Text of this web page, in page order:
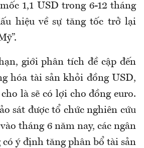
1,1 USD trong 6-12 tháng
hiệu về sự tăng tốc trở lại
giới phân tích đề cập đến
hóa tài sản khỏi đồng USD,
là sẽ có lợi cho đồng euro.
sát được tổ chức nghiên cứu
tháng 6 năm nay, các ngân
ý định tăng phân bổ tài sản